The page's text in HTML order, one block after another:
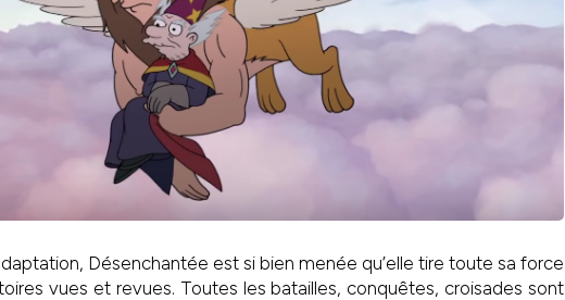
Désenchantée est si bien menée qu’elle tire toute sa force
vues et revues. Toutes les batailles, conquêtes, croisades sont